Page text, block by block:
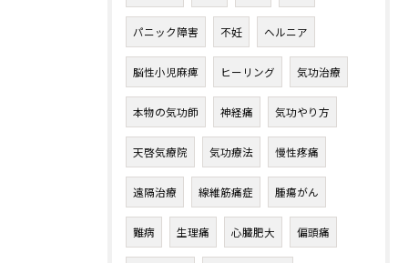
パニック障害 不妊 ヘルニア
脳性小児麻痺 ヒーリング 気功治療
本物の気功師 神経痛 気功やり方
天啓気療院 気功療法 慢性疼痛
遠隔治療 線維筋痛症 腫瘍がん
難病 生理痛 心臓肥大 偏頭痛